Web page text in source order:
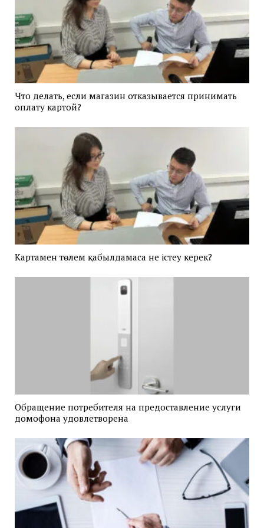
Что делать, если магазин отказывается принимать
оплату картой?
Картамен төлем қабылдамаса не істеу керек?
Обращение потребителя на предоставление услуги
домофона удовлетворена